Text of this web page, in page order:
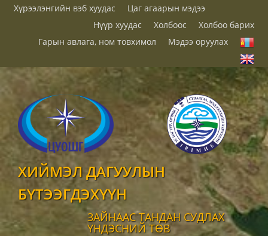
Хүрээлэнгийн вэб хуудас
Цаг агаарын мэдээ
Нүүр хуудас
Холбоос
Холбоо барих
Гарын авлага, ном товхимол
Мэдээ оруулах
ХИЙМЭЛ ДАГУУЛЫН
БҮТЭЭГДЭХҮҮН
ЗАЙНААС ТАНДАН СУДЛАХ
ҮНДЭСНИЙ ТӨВ